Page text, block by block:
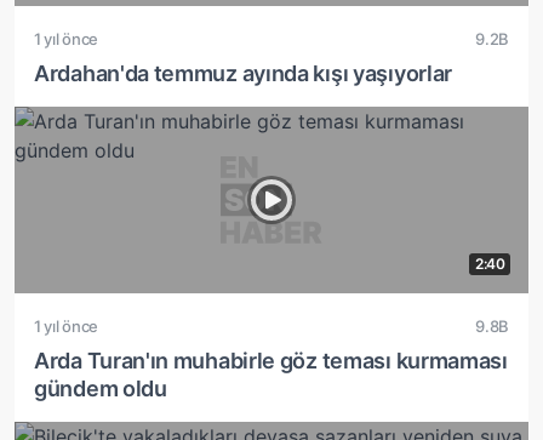
1 yıl önce 9.2B
Ardahan'da temmuz ayında kışı yaşıyorlar
2:40
1 yıl önce 9.8B
Arda Turan'ın muhabirle göz teması kurmaması
gündem oldu